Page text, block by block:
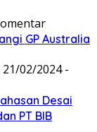
GP Australia
21/02/2024 -
Desai
PT BIB